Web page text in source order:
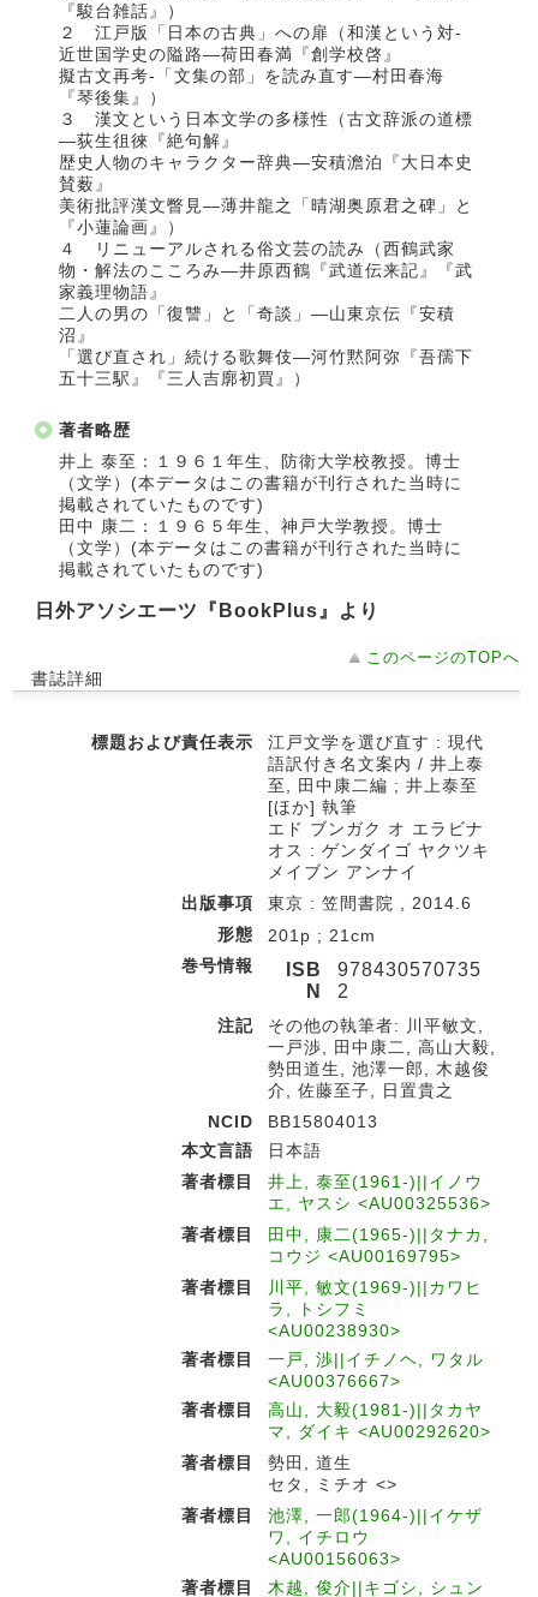
『駿台雑話』）
２ 江戸版「日本の古典」への扉（和漢という対‐
近世国学史の隘路―荷田春満『創学校啓』
擬古文再考‐「文集の部」を読み直す―村田春海
『琴後集』）
３ 漢文という日本文学の多様性（古文辞派の道標
―荻生徂徠『絶句解』
歴史人物のキャラクター辞典―安積澹泊『大日本史
賛薮』
美術批評漢文瞥見―薄井龍之「晴湖奥原君之碑」と
『小蓮論画』）
４ リニューアルされる俗文芸の読み（西鶴武家
物・解法のこころみ―井原西鶴『武道伝来記』『武
家義理物語』
二人の男の「復讐」と「奇談」―山東京伝『安積
沼』
「選び直され」続ける歌舞伎―河竹黙阿弥『吾孺下
五十三駅』『三人吉廓初買』）
著者略歴
井上 泰至：１９６１年生、防衛大学校教授。博士
（文学）(本データはこの書籍が刊行された当時に
掲載されていたものです)
田中 康二：１９６５年生、神戸大学教授。博士
（文学）(本データはこの書籍が刊行された当時に
掲載されていたものです)
日外アソシエーツ『BookPlus』より
このページのTOPへ
書誌詳細
標題および責任表示
江戸文学を選び直す : 現代
語訳付き名文案内 / 井上泰
至, 田中康二編 ; 井上泰至
[ほか] 執筆
エド ブンガク オ エラビナ
オス : ゲンダイゴ ヤクツキ
メイブン アンナイ
出版事項
東京 : 笠間書院 , 2014.6
形態
201p ; 21cm
巻号情報
ISB
N
978430570735
2
注記
その他の執筆者: 川平敏文,
一戸渉, 田中康二, 高山大毅,
勢田道生, 池澤一郎, 木越俊
介, 佐藤至子, 日置貴之
NCID
BB15804013
本文言語
日本語
著者標目
井上, 泰至(1961-)||イノウ
エ, ヤスシ <AU00325536>
著者標目
田中, 康二(1965-)||タナカ,
コウジ <AU00169795>
著者標目
川平, 敏文(1969-)||カワヒ
ラ, トシフミ
<AU00238930>
著者標目
一戸, 渉||イチノヘ, ワタル
<AU00376667>
著者標目
高山, 大毅(1981-)||タカヤ
マ, ダイキ <AU00292620>
著者標目
勢田, 道生
セタ, ミチオ <>
著者標目
池澤, 一郎(1964-)||イケザ
ワ, イチロウ
<AU00156063>
著者標目
木越, 俊介||キゴシ, シュン